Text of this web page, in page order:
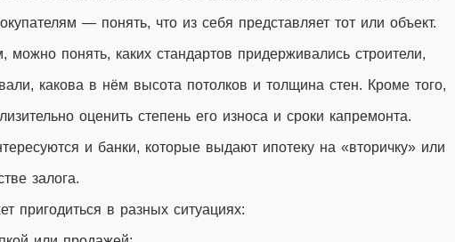
— понять, что из себя представляет тот или объект.
можно понять, каких стандартов придерживались строители,
какова в нём высота потолков и толщина стен. Кроме того,
оценить степень его износа и сроки капремонта.
и банки, которые выдают ипотеку на «вторичку» или
залога.
пригодиться в разных ситуациях: